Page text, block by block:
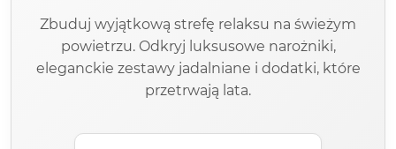
Zbuduj wyjątkową strefę relaksu na świeżym
powietrzu. Odkryj luksusowe narożniki,
eleganckie zestawy jadalniane i dodatki, które
przetrwają lata.